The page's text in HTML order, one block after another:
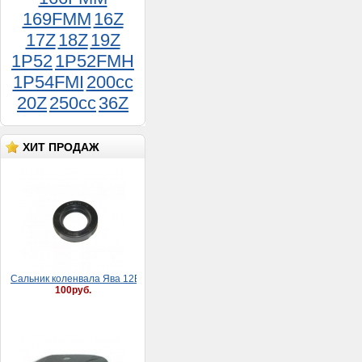
169FMM 16Z
17Z18Z19Z
1P521P52FMH
1P54FMI 200cc
20Z250cc36Z
ХИТ ПРОДАЖ
Хомут 08-12 мм (9 мм)
25руб.
Сaльник коленвaлa Явa 12В (30*52*8)
100руб.